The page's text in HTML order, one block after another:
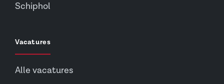
Schiphol
Vacatures
Alle vacatures